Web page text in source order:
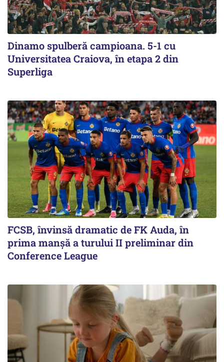
Dinamo spulberă campioana. 5-1 cu
Universitatea Craiova, în etapa 2 din
Superliga
FCSB, învinsă dramatic de FK Auda, în
prima manșă a turului II preliminar din
Conference League